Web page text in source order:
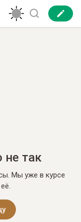
не так
Мы уже в курсе